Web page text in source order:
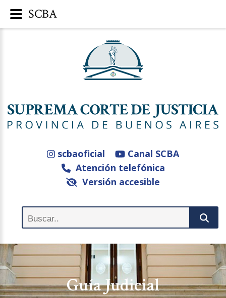
scbaoficial
Canal SCBA
Atención telefónica
Versión accesible
Guía Judicial
SCBA